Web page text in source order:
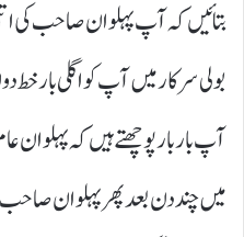
بتائیں کہ آپ پہلوان صاحب کی
بولی سرکار میں آپ کو اگلی بار خط
آپ بار بار پو چھتے ہیں کہ
میں چند دن بعد پھر پہلوان صاحب